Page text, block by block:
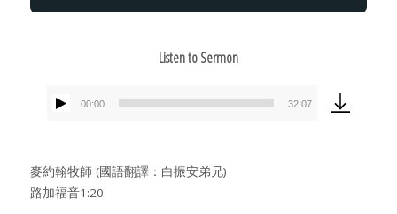
Listen to Sermon
Audio
00:00 32:07
麥約翰牧師 (國語翻譯：白振安弟兄)
路加福音1:20